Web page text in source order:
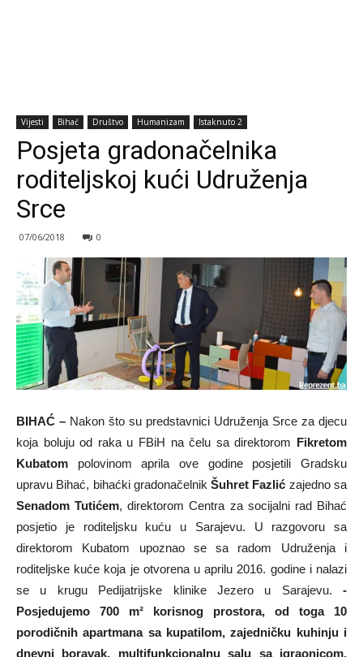
Vijesti Bihać Društvo Humanizam Istaknuto 2
Posjeta gradonačelnika
roditeljskoj kući Udruženja
Srce
07/06/2018 0
BIHAĆ – Nakon što su predstavnici Udruženja Srce za djecu
koja boluju od raka u FBiH na čelu sa direktorom Fikretom
Kubatom polovinom aprila ove godine posjetili Gradsku
upravu Bihać, bihaćki gradonačelnikŠuhret Fazlić zajedno sa
Senadom Tutićem, direktorom Centra za socijalni rad Bihać
posjetio je roditeljsku kuću u Sarajevu. U razgovoru sa
direktorom Kubatom upoznao se sa radom Udruženja i
roditeljske kuće koja je otvorena u aprilu 2016. godine i nalazi
se u krugu Pedijatrijske klinike Jezero u Sarajevu. -
Posjedujemo 700 m² korisnog prostora, od toga 10
porodičnih apartmana sa kupatilom, zajedničku kuhinju i
dnevni boravak, multifunkcionalnu salu sa igraonicom,